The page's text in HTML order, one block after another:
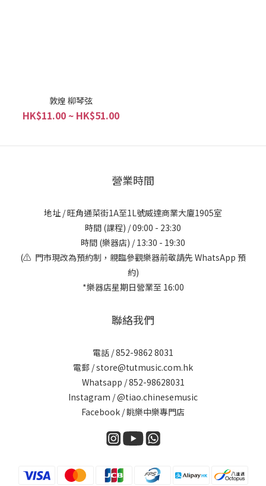
敦煌 柳琴弦
HK$11.00 ~ HK$51.00
營業時間
地址 / 旺角通菜街1A至1L號威達商業大廈1905室
時間 (課程) / 09:00 - 23:30
時間 (樂器店) / 13:30 - 19:30
(⚠️ 門市現改為預約制，親臨參觀樂器前敬請先 WhatsApp 預
約)
*樂器店星期日營業至 16:00
聯絡我們
電話 / 852-9862 8031
電郵 / store@tutmusic.com.hk
Whatsapp /852-98628031
Instagram / @tiao.chinesemusic
Facebook / 眺樂中樂專門店